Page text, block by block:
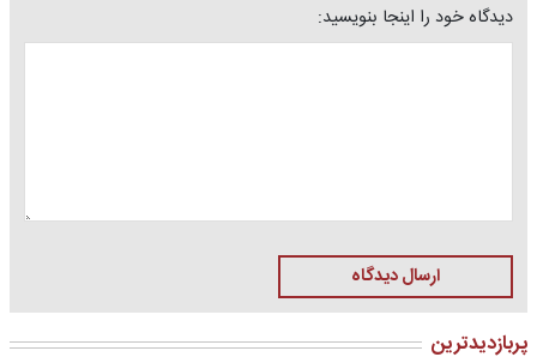
دیدگاه خود را اینجا بنویسید:
ارسال دیدگاه
پربازدیدترین